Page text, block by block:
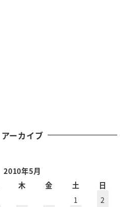
アーカイブ
2010年5月
木 金 土
日
1
2